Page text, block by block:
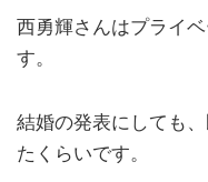
西勇輝さんはプライ
す。
結婚の発表にしても
たくらいです。